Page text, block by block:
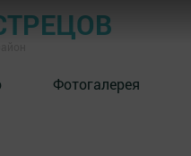
Фотогалерея